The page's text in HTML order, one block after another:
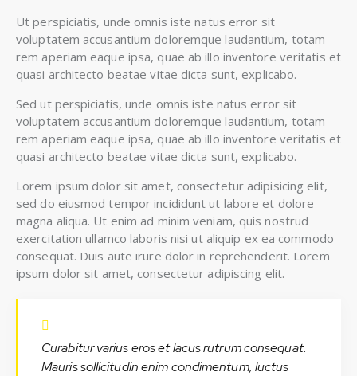
Ut perspiciatis, unde omnis iste natus error sit
voluptatem accusantium doloremque laudantium, totam
rem aperiam eaque ipsa, quae ab illo inventore veritatis et
quasi architecto beatae vitae dicta sunt, explicabo.
Sed ut perspiciatis, unde omnis iste natus error sit
voluptatem accusantium doloremque laudantium, totam
rem aperiam eaque ipsa, quae ab illo inventore veritatis et
quasi architecto beatae vitae dicta sunt, explicabo.
Lorem ipsum dolor sit amet, consectetur adipisicing elit,
sed do eiusmod tempor incididunt ut labore et dolore
magna aliqua. Ut enim ad minim veniam, quis nostrud
exercitation ullamco laboris nisi ut aliquip ex ea commodo
consequat. Duis aute irure dolor in reprehenderit. Lorem
ipsum dolor sit amet, consectetur adipiscing elit.
Curabitur varius eros et lacus rutrum consequat.
Mauris sollicitudin enim condimentum, luctus